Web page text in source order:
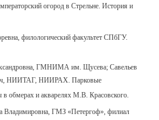
огород в Стрельне. История и
филологический факультет СПбГУ.
ГМНИМА им. Щусева; Савельев
НИИТАГ, НИИРАХ. Парковые
в обмерах и акварелях М.В. Красовского.
Владимировна, ГМЗ «Петергоф», филиал